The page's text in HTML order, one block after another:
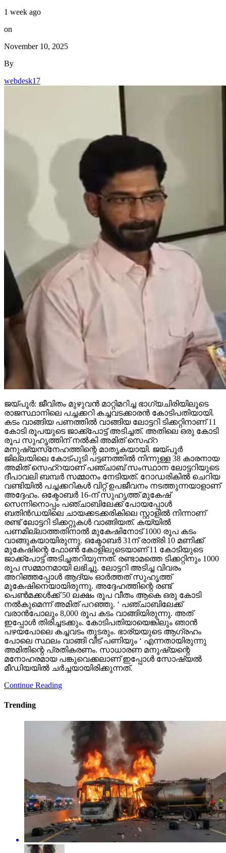
1 week ago
on
November 10, 2025
By
webdesk17
ജയ്പൂര്‍: ജീവിതം മുഴുവന്‍ മാറ്റിമറിച്ച ഭാഗ്യചിരിയിലൂടെ
രാജസ്ഥാനിലെ പച്ചക്കറി കച്ചവടക്കാരന്‍ കോടിപതിയായി.
കടം വാങ്ങിയ പണത്തില്‍ വാങ്ങിയ ലോട്ടറി ടിക്കറ്റിനാണ് 11
കോടി രൂപയുടെ ജാക്ക്‌പോട്ട് അടിച്ചത്. അതിലെ ഒരു കോടി
രൂപ സുഹൃത്തിന് നല്‍കി അമിത് സെഹ്‌റ
മനുഷ്യസ്‌നേഹത്തിന്റെ മാതൃകയായി. ജയ്പൂര്‍
ജില്ലയിലെ കോട്പുടി പട്ടണത്തില്‍ നിന്നുള്ള 38 കാരനായ
അമിത് സെഹ്‌റയാണ് പഞ്ചാബ് സംസ്ഥാന ലോട്ടറിയുടെ
ദീപാവലി ബമ്പര്‍ സമ്മാനം നേടിയത്. റോഡരികില്‍ ചെറിയ
വണ്ടിയില്‍ പച്ചക്കറികള്‍ വിറ്റ് ഉപജീവനം നടത്തുന്നയാളാണ്
അദ്ദേഹം. ഒക്ടോബര്‍ 16-ന് സുഹൃത്ത് മുകേഷ്
സെന്നിനൊപ്പം പഞ്ചാബിലേക്ക് പോയപ്പോള്‍
ബതിന്‍ഡയിലെ ചായക്കടക്കരികിലെ സ്റ്റാളില്‍ നിന്നാണ്
രണ്ട് ലോട്ടറി ടിക്കറ്റുകള്‍ വാങ്ങിയത്. കയ്യില്‍
പണമില്ലാത്തതിനാല്‍ മുകേഷിനോട് 1000 രൂപ കടം
വാങ്ങുകയായിരുന്നു. ഒക്ടോബര്‍ 31ന് രാത്രി 10 മണിക്ക്
മുകേഷിന്റെ ഫോണ്‍ കോളിലൂടെയാണ് 11 കോടിയുടെ
ജാക്ക്‌പോട്ട് അടിച്ചതറിയുന്നത്. രണ്ടാമത്തെ ടിക്കറ്റിനും 1000
രൂപ സമ്മാനമായി ലഭിച്ചു. ലോട്ടറി അടിച്ച വിവരം
അറിഞ്ഞപ്പോള്‍ ആദ്യം ഓര്‍ത്തത് സുഹൃത്ത്
മുകേഷിനെയായിരുന്നു. അദ്ദേഹത്തിന്റെ രണ്ട്
പെണ്‍മക്കള്‍ക്ക് 50 ലക്ഷം രൂപ വീതം ആകെ ഒരു കോടി
നല്‍കുമെന്ന് അമിത് പറഞ്ഞു. ‘ പഞ്ചാബിലേക്ക്
വരാന്‍പോലും 8,000 രൂപ കടം വാങ്ങിയിരുന്നു. അത്
ഇപ്പോള്‍ തിരിച്ചടക്കും. കോടിപതിയായെങ്കിലും ഞാന്‍
പഴയപോലെ കച്ചവടം തുടരും. ഭാര്യയുടെ ആഗ്രഹം
പോലെ സ്ഥലം വാങ്ങി വീട് പണിയും ‘ എന്നതായിരുന്നു
അമിതിന്റെ പ്രതികരണം. സാധാരണ മനുഷ്യന്റെ
മനോഹരമായ പങ്കുവെക്കലാണ് ഇപ്പോള്‍ സോഷ്യല്‍
മീഡിയയില്‍ ചര്‍ച്ചയായിരിക്കുന്നത്.
Continue Reading
Trending